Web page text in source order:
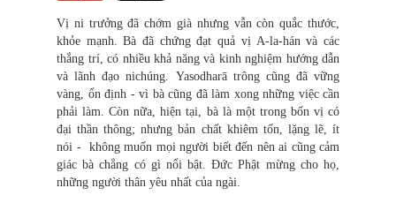
Vị ni trưởng đã chớm già nhưng vẫn còn quắc thước,
khỏe mạnh. Bà đã chứng đạt quả vị A-la-hán và các
thắng trí, có nhiều khả năng và kinh nghiệm hướng dẫn
và lãnh đạo nichúng. Yasodharā trông cũng đã vững
vàng, ổn định - vì bà cũng đã làm xong những việc cần
phải làm. Còn nữa, hiện tại, bà là một trong bốn vị có
đại thần thông; nhưng bản chất khiêm tốn, lặng lẽ, ít
nói - không muốn mọi người biết đến nên ai cũng cảm
giác bà chẳng có gì nổi bật. Đức Phật mừng cho họ,
những người thân yêu nhất của ngài.